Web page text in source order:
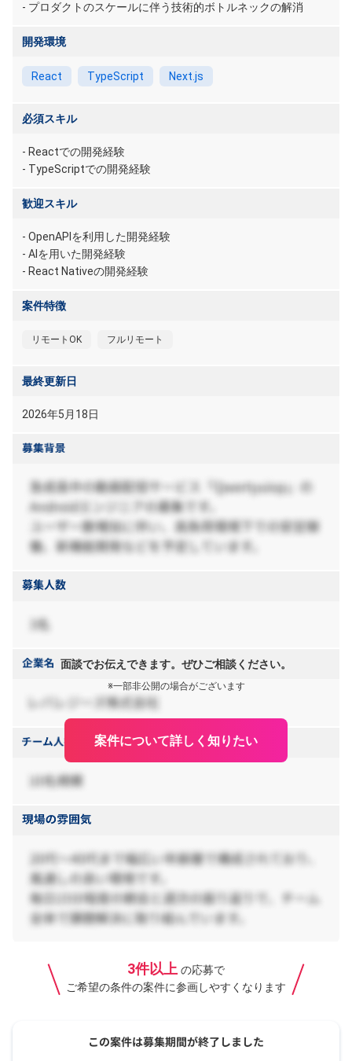
- プロダクトのスケールに伴う技術的ボトルネックの解消
開発環境
React TypeScript Next.js
必須スキル
- Reactでの開発経験
- TypeScriptでの開発経験
歓迎スキル
- OpenAPIを利用した開発経験
- AIを用いた開発経験
- React Nativeの開発経験
案件特徴
リモートOK フルリモート
最終更新日
2026年5月18日
面談でお伝えできます。ぜひご相談ください。
※一部非公開の場合がございます
案件について詳しく知りたい
3件以上 の応募で
ご希望の条件の案件に参画しやすくなります